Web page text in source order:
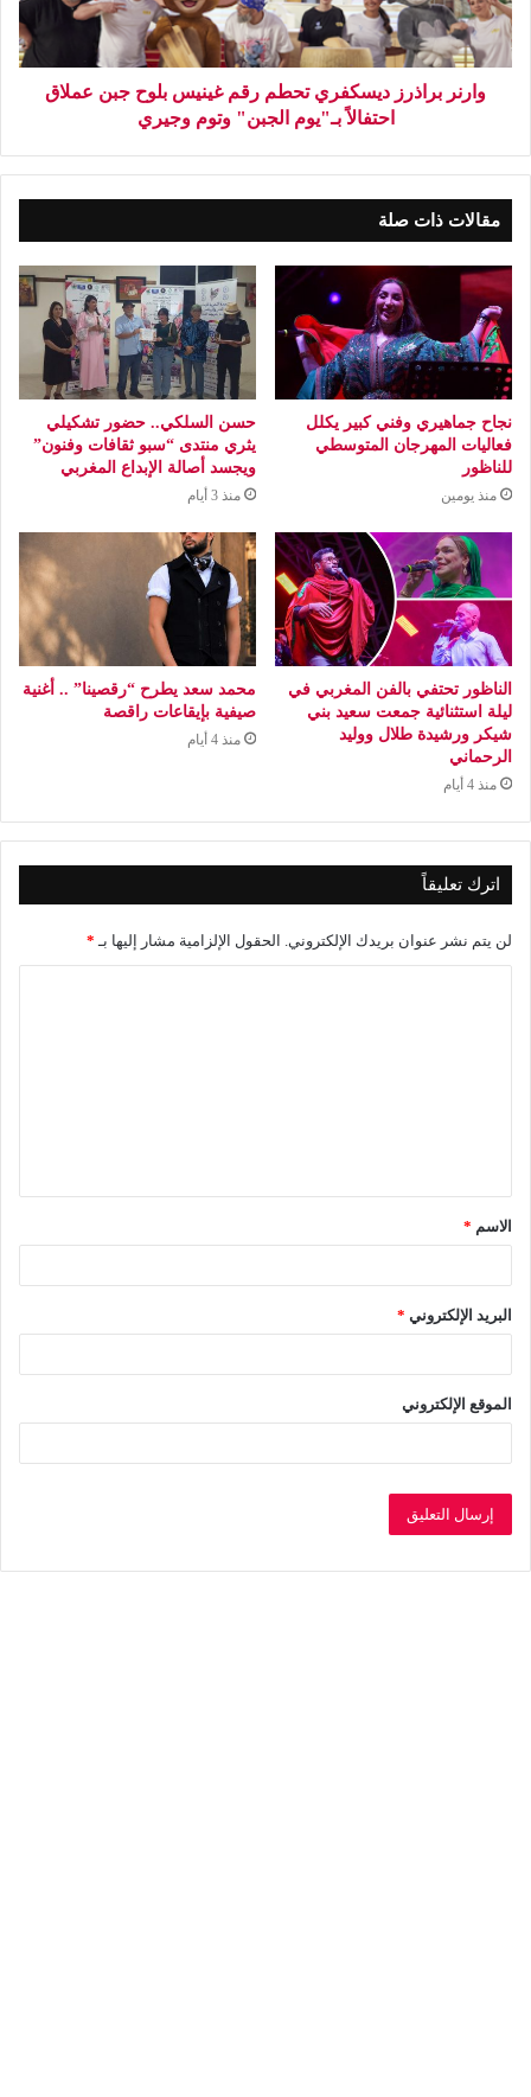
وارنر براذرز ديسكفري تحطم رقم غينيس بلوح جبن عملاق
احتفالاً بـ"يوم الجبن" وتوم وجيري
مقالات ذات صلة
نجاح جماهيري وفني كبير يكلل
فعاليات المهرجان المتوسطي
للناظور
منذ يومين
حسن السلكي.. حضور تشكيلي
يثري منتدى “سبو ثقافات وفنون”
ويجسد أصالة الإبداع المغربي
منذ 3 أيام
الناظور تحتفي بالفن المغربي في
ليلة استثنائية جمعت سعيد بني
شيكر ورشيدة طلال ووليد
الرحماني
منذ 4 أيام
محمد سعد يطرح “رقصينا” .. أغنية
صيفية بإيقاعات راقصة
منذ 4 أيام
اترك تعليقاً
لن يتم نشر عنوان بريدك الإلكتروني. الحقول الإلزامية مشار إليها بـ *
ق
*الاسم *
البريد الإلكتروني *
الموقع الإلكتروني